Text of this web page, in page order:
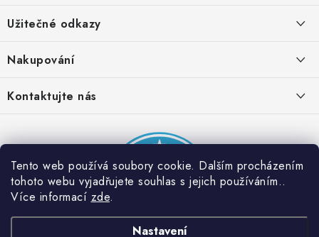
Tento web používá soubory cookie. Dalším procházením
tohoto webu vyjadřujete souhlas s jejich používáním..
Více informací zde.
Nastavení
p
a
Užitečné odkazy
Provizní systém
Partner stránek: Super plecháček
Nakupování
Podmínky akce 2 + 1 zdarma
Kontaktujte nás